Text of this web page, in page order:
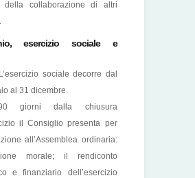
della collaborazione di altri
esercizio sociale e
L’esercizio sociale decorre dal
al 31 dicembre.
giorni dalla chiusura
il Consiglio presenta per
all’Assemblea ordinaria:
morale; il rendiconto
e finanziario dell’esercizio